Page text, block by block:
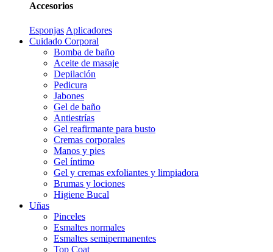
Accesorios
Esponjas Aplicadores
Cuidado Corporal
Bomba de baño
Aceite de masaje
Depilación
Pedicura
Jabones
Gel de baño
Antiestrías
Gel reafirmante para busto
Cremas corporales
Manos y pies
Gel íntimo
Gel y cremas exfoliantes y limpiadora
Brumas y lociones
Higiene Bucal
Uñas
Pinceles
Esmaltes normales
Esmaltes semipermanentes
Top Coat